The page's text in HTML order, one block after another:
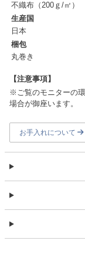
不織布（200ｇ/㎡）
生産国
日本
梱包
丸巻き
【注意事項】
※ご覧のモニターの
場合が御座います。
お手入れについて